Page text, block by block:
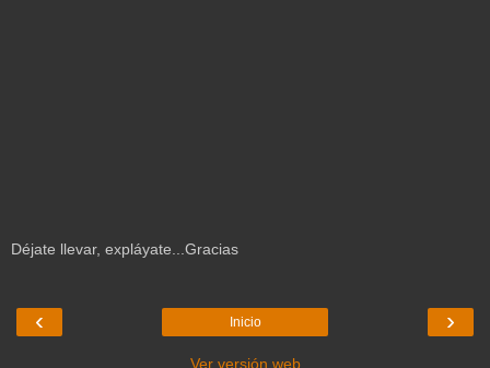
Déjate llevar, expláyate...Gracias
‹ ›
Inicio
Ver versión web